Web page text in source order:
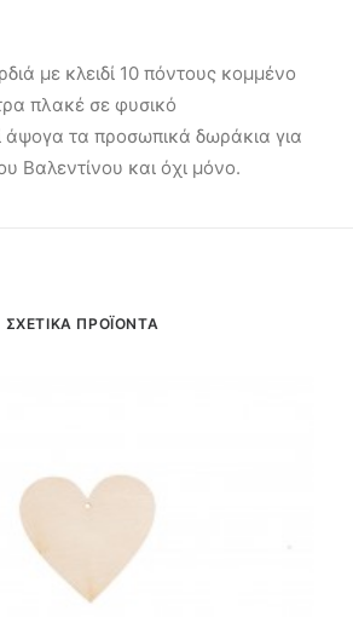
με κλειδί 10 πόντους κομμένο
πλακέ σε φυσικό
άψογα τα προσωπικά δωράκια για
Βαλεντίνου και όχι μόνο.
ΣΧΕΤΙΚΑ ΠΡΟΪΟΝΤΑ